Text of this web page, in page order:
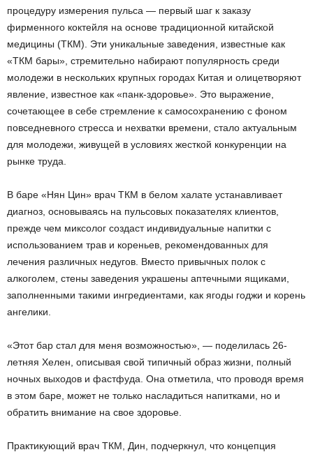
процедуру измерения пульса — первый шаг к заказу
фирменного коктейля на основе традиционной китайской
медицины (ТКМ). Эти уникальные заведения, известные как
«ТКМ бары», стремительно набирают популярность среди
молодежи в нескольких крупных городах Китая и олицетворяют
явление, известное как «панк-здоровье». Это выражение,
сочетающее в себе стремление к самосохранению с фоном
повседневного стресса и нехватки времени, стало актуальным
для молодежи, живущей в условиях жесткой конкуренции на
рынке труда.
В баре «Нян Цин» врач ТКМ в белом халате устанавливает
диагноз, основываясь на пульсовых показателях клиентов,
прежде чем миксолог создаст индивидуальные напитки с
использованием трав и кореньев, рекомендованных для
лечения различных недугов. Вместо привычных полок с
алкоголем, стены заведения украшены аптечными ящиками,
заполненными такими ингредиентами, как ягоды годжи и корень
ангелики.
«Этот бар стал для меня возможностью», — поделилась 26-
летняя Хелен, описывая свой типичный образ жизни, полный
ночных выходов и фастфуда. Она отметила, что проводя время
в этом баре, может не только насладиться напитками, но и
обратить внимание на свое здоровье.
Практикующий врач ТКМ, Дин, подчеркнул, что концепция